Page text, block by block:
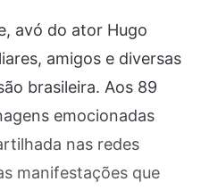
avó do ator Hugo
amigos e diversas
brasileira. Aos 89
emocionadas
nas redes
manifestações que